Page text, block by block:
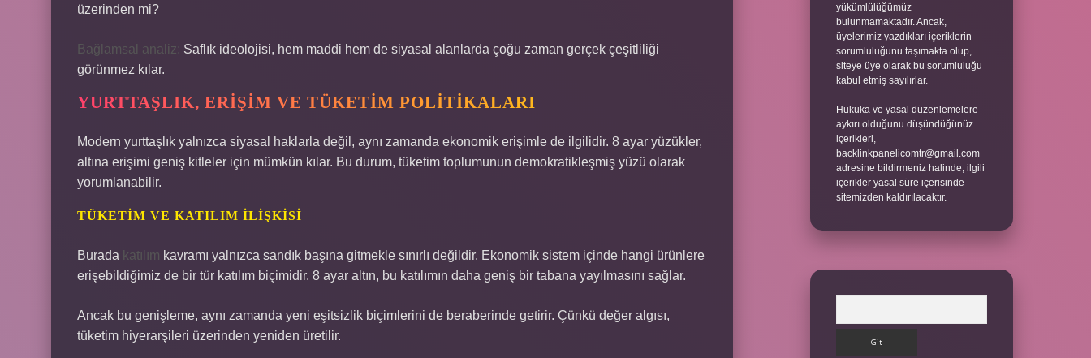
üzerinden mi?
Bağlamsal analiz: Saflık ideolojisi, hem maddi hem de siyasal alanlarda çoğu zaman gerçek çeşitliliği
görünmez kılar.
YURTTAŞLIK, ERIŞIM VE TÜKETIM POLITIKALARI
Modern yurttaşlık yalnızca siyasal haklarla değil, aynı zamanda ekonomik erişimle de ilgilidir. 8 ayar yüzükler,
altına erişimi geniş kitleler için mümkün kılar. Bu durum, tüketim toplumunun demokratikleşmiş yüzü olarak
yorumlanabilir.
TÜKETIM VE KATILIM İLIŞKISI
Burada katılım kavramı yalnızca sandık başına gitmekle sınırlı değildir. Ekonomik sistem içinde hangi ürünlere
erişebildiğimiz de bir tür katılım biçimidir. 8 ayar altın, bu katılımın daha geniş bir tabana yayılmasını sağlar.
Ancak bu genişleme, aynı zamanda yeni eşitsizlik biçimlerini de beraberinde getirir. Çünkü değer algısı,
tüketim hiyerarşileri üzerinden yeniden üretilir.
yükümlülüğümüz
bulunmamaktadır. Ancak,
üyelerimiz yazdıkları içeriklerin
sorumluluğunu taşımakta olup,
siteye üye olarak bu sorumluluğu
kabul etmiş sayılırlar.
Hukuka ve yasal düzenlemelere
aykırı olduğunu düşündüğünüz
içerikleri,
backlinkpanelicomtr@gmail.com
adresine bildirmeniz halinde, ilgili
içerikler yasal süre içerisinde
sitemizden kaldırılacaktır.